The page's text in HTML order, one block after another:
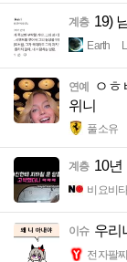
계층 19)
Earth
연예
ㅇㅎ
위니
풀소유
계층 10년
비요비
이슈 우리
전자팔찌